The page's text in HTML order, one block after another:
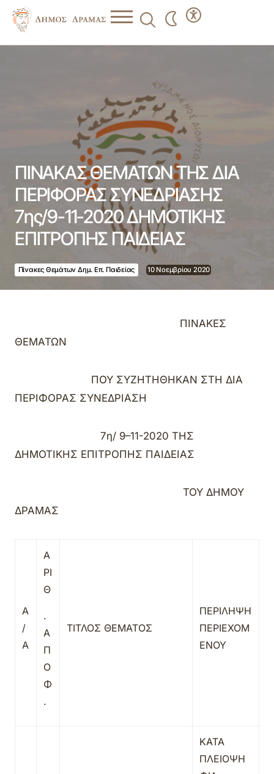
ΠΙΝΑΚΑΣ ΘΕΜΑΤΩΝ ΤΗΣ ΔΙΑ
ΠΕΡΙΦΟΡΑΣ ΣΥΝΕΔΡΙΑΣΗΣ
7ης/9-11-2020 ΔΗΜΟΤΙΚΗΣ
ΕΠΙΤΡΟΠΗΣ ΠΑΙΔΕΙΑΣ
Πίνακες Θεμάτων Δημ. Επ. Παιδείας 10 Νοεμβρίου 2020
ΠΙΝΑΚΕΣ
ΘΕΜΑΤΩΝ
ΠΟΥ ΣΥΖΗΤΗΘΗΚΑΝ ΣΤΗ ΔΙΑ
ΠΕΡΙΦΟΡΑΣ ΣΥΝΕΔΡΙΑΣΗ
7η/ 9–11-2020 ΤΗΣ
ΔΗΜΟΤΙΚΗΣ ΕΠΙΤΡΟΠΗΣ ΠΑΙΔΕΙΑΣ
ΤΟΥ ΔΗΜΟΥ
ΔΡΑΜΑΣ
Α
/
Α
Α
ΡΙ
Θ
.
Α
Π
Ο
Φ
.
ΤΙΤΛΟΣ ΘΕΜΑΤΟΣ
ΠΕΡΙΛΗΨΗ
ΠΕΡΙΕΧΟΜ
ΕΝΟΥ
ΚΑΤΑ
ΠΛΕΙΟΨΗ